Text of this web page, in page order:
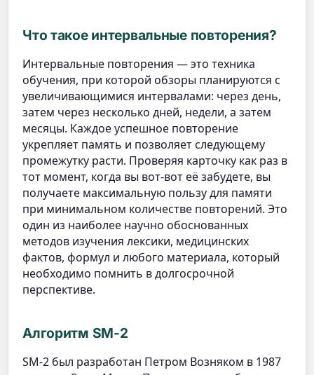
Что такое интервальные повторения?
Интервальные повторения — это техника
обучения, при которой обзоры планируются с
увеличивающимися интервалами: через день,
затем через несколько дней, недели, а затем
месяцы. Каждое успешное повторение
укрепляет память и позволяет следующему
промежутку расти. Проверяя карточку как раз в
тот момент, когда вы вот-вот её забудете, вы
получаете максимальную пользу для памяти
при минимальном количестве повторений. Это
один из наиболее научно обоснованных
методов изучения лексики, медицинских
фактов, формул и любого материала, который
необходимо помнить в долгосрочной
перспективе.
Алгоритм SM-2
SM-2 был разработан Петром Возняком в 1987